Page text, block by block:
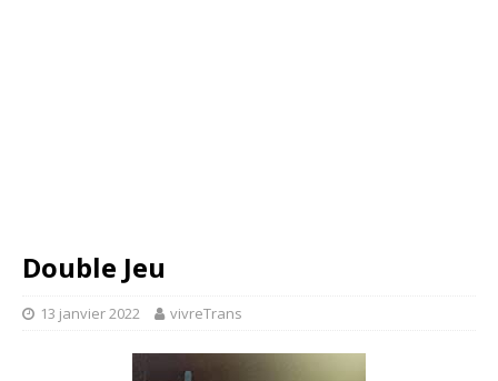
Double Jeu
13 janvier 2022 vivreTrans